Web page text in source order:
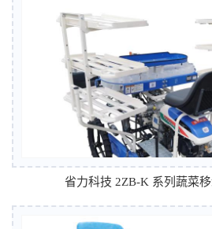
省力科技 2ZB-K 系列蔬菜